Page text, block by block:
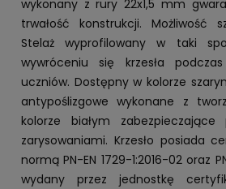
wykonany z rury 22x1,5 mm
trwałość konstrukcji. Możliwość
Stelaż wyprofilowany w taki
wywróceniu się krzesła
uczniów. Dostępny w kolorze
antypoślizgowe wykonane z
kolorze białym zabezpieczające
zarysowaniami. Krzesło posiada
normą PN-EN 1729-1:2016-02 oraz
wydany przez jednostkę